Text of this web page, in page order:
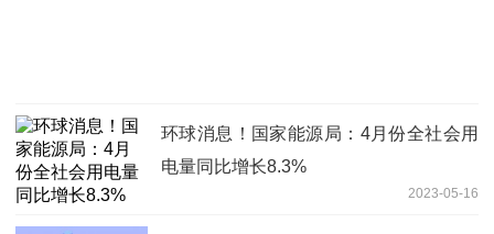
环球消息！国家能源局：4月份全社会用
电量同比增长8.3%
2023-05-16